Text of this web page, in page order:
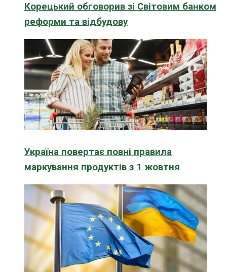
Корецький обговорив зі Світовим банком
реформи та відбудову
Україна повертає повні правила
маркування продуктів з 1 жовтня